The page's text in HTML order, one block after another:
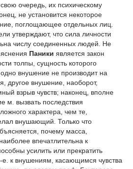
очередь, их психическому
не установится некоторое
поглощающее отдельных лиц.
утверждают, что сила личности
числу соединенных людей. Не
Паники является закон
толпы, сущность которого
внушение не производит на
другое внушение, наоборот,
взрыв чувств; наконец, вполне
м. вызвать последствия
характера, чем те,
внушающий. Только что
почему масса,
наиболее впечатлительна к
усилить или прекратить
е. к внушениям, касающимся чувства